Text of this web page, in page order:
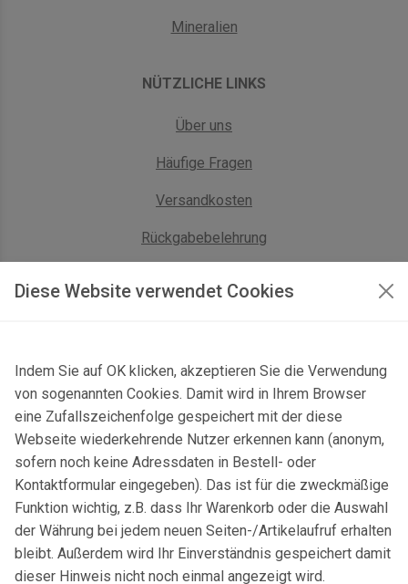
Diese Website verwendet Cookies
Indem Sie auf OK klicken, akzeptieren Sie die Verwendung
von sogenannten Cookies. Damit wird in Ihrem Browser
eine Zufallszeichenfolge gespeichert mit der diese
Webseite wiederkehrende Nutzer erkennen kann (anonym,
sofern noch keine Adressdaten in Bestell- oder
Kontaktformular eingegeben). Das ist für die zweckmäßige
Funktion wichtig, z.B. dass Ihr Warenkorb oder die Auswahl
der Währung bei jedem neuen Seiten-/Artikelaufruf erhalten
bleibt. Außerdem wird Ihr Einverständnis gespeichert damit
dieser Hinweis nicht noch einmal angezeigt wird.
Mineralien
NÜTZLICHE LINKS
Über uns
Häufige Fragen
Versandkosten
Rückgabebelehrung
Kontaktformular & Anfahrt
Gersbach 10, 74589 Satteldorf, Deutschland
mail@topgeo.com
+49 7950 1345